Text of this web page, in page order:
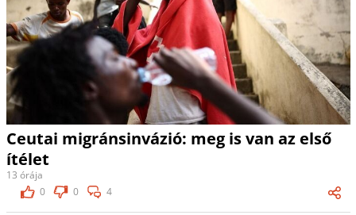
Ceutai migránsinvázió: meg is van az első
ítélet
13 órája
0
0 4